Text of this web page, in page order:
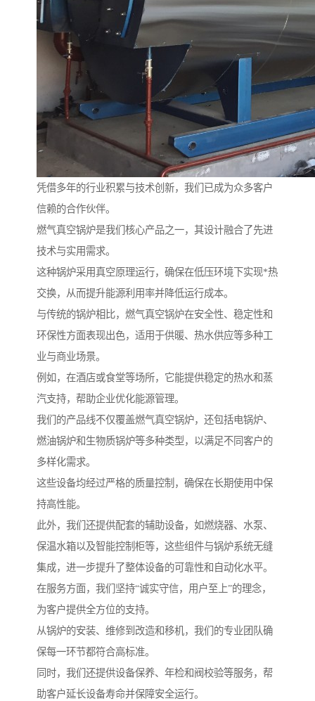
凭借多年的行业积累与技术创新，我们已成为众多客户
信赖的合作伙伴。
燃气真空锅炉是我们核心产品之一，其设计融合了先进
技术与实用需求。
这种锅炉采用真空原理运行，确保在低压环境下实现*热
交换，从而提升能源利用率并降低运行成本。
与传统的锅炉相比，燃气真空锅炉在安全性、稳定性和
环保性方面表现出色，适用于供暖、热水供应等多种工
业与商业场景。
例如，在酒店或食堂等场所，它能提供稳定的热水和蒸
汽支持，帮助企业优化能源管理。
我们的产品线不仅覆盖燃气真空锅炉，还包括电锅炉、
燃油锅炉和生物质锅炉等多种类型，以满足不同客户的
多样化需求。
这些设备均经过严格的质量控制，确保在长期使用中保
持高性能。
此外，我们还提供配套的辅助设备，如燃烧器、水泵、
保温水箱以及智能控制柜等，这些组件与锅炉系统无缝
集成，进一步提升了整体设备的可靠性和自动化水平。
在服务方面，我们坚持“诚实守信，用户至上”的理念，
为客户提供全方位的支持。
从锅炉的安装、维修到改造和移机，我们的专业团队确
保每一环节都符合高标准。
同时，我们还提供设备保养、年检和阀校验等服务，帮
助客户延长设备寿命并保障安全运行。